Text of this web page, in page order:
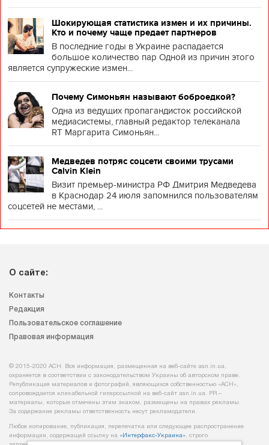
Шокирующая статистика измен и их причины.
Кто и почему чаще предает партнеров
В последние годы в Украине распадается
большое количество пар Одной из причин этого
является супружеские измен...
Почему Симоньян называют боброедкой?
Одна из ведущих пропагандисток российской
медиасистемы, главный редактор телеканала
RT Маргарита Симоньян...
Медведев потряс соцсети своими трусами
Calvin Klein
Визит премьер-министра РФ Дмитрия Медведева
в Краснодар 24 июля запомнился пользователям
соцсетей не местами, ...
О сайте:
Контакты
Редакция
Пользовательское соглашение
Правовая информация
© 2015-2020 АСН. Вся информация, размещенная на веб-сайте asn.in.ua,
охраняется в соответствии с законодательством Украины об авторском праве.
Републикация материалов и фотографий, являющихся собственностью «АСН»,
сопровождается кликабельной гиперссылкой на веб-сайт asn.іn.ua. PR –
материалы, которые отмечены этим знаком, размещены на правах рекламы.
За содержание рекламы ответственность несут рекламодатели.
Любое копирование, публикация, перепечатка или следующее распространение
информации, содержащей ссылку на «Интерфакс-Украина», строго